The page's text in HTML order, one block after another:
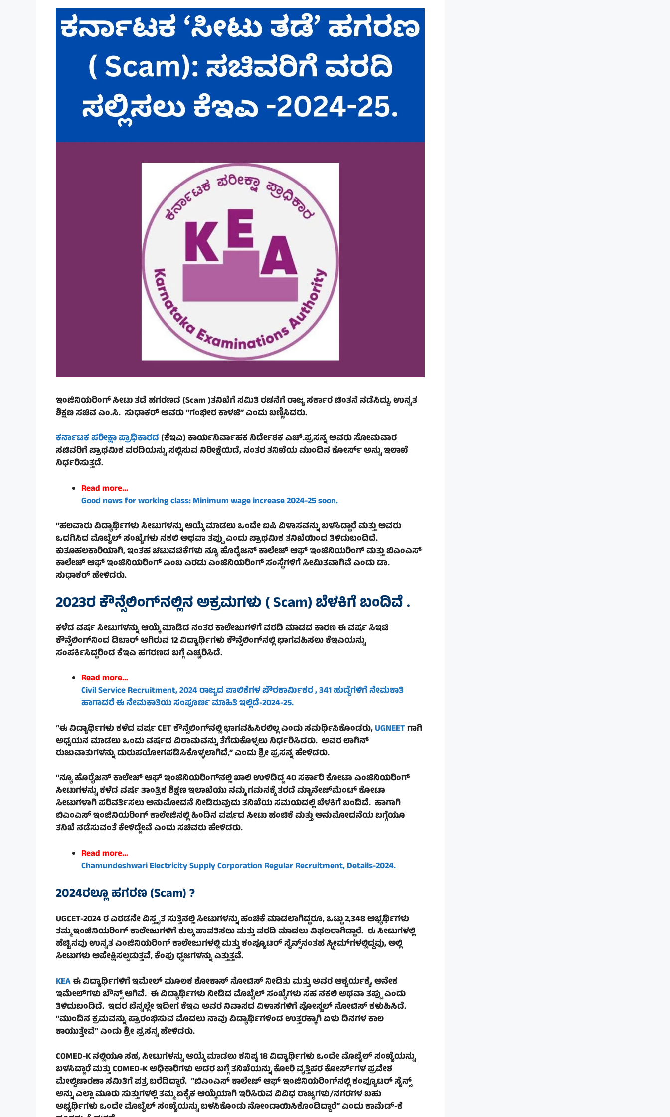
ಇಂಜಿನಿಯರಿಂಗ್ ಸೀಟು ತಡೆ ಹಗರಣದ (Scam )ತನಿಖೆಗೆ ಸಮಿತಿ ರಚನೆಗೆ ರಾಜ್ಯ ಸರ್ಕಾರ ಚಿಂತನೆ ನಡೆಸಿದ್ದು, ಉನ್ನತ
ಶಿಕ್ಷಣ ಸಚಿವ ಎಂ.ಸಿ. ಸುಧಾಕರ್ ಅವರು “ಗಂಭೀರ ಕಾಳಜಿ” ಎಂದು ಬಣ್ಣಿಸಿದರು.
ಕರ್ನಾಟಕ ಪರೀಕ್ಷಾ ಪ್ರಾಧಿಕಾರದ(ಕೆಇಎ) ಕಾರ್ಯನಿರ್ವಾಹಕ ನಿರ್ದೇಶಕ ಎಚ್.ಪ್ರಸನ್ನ ಅವರು ಸೋಮವಾರ
ಸಚಿವರಿಗೆ ಪ್ರಾಥಮಿಕ ವರದಿಯನ್ನು ಸಲ್ಲಿಸುವ ನಿರೀಕ್ಷೆಯಿದೆ, ನಂತರ ತನಿಖೆಯ ಮುಂದಿನ ಕೋರ್ಸ್ ಅನ್ನು ಇಲಾಖೆ
ನಿರ್ಧರಿಸುತ್ತದೆ.
Read more…
Good news for working class: Minimum wage increase2024-25soon.
“ಹಲವಾರು ವಿದ್ಯಾರ್ಥಿಗಳು ಸೀಟುಗಳನ್ನು ಆಯ್ಕೆ ಮಾಡಲು ಒಂದೇ ಐಪಿ ವಿಳಾಸವನ್ನು ಬಳಸಿದ್ದಾರೆ ಮತ್ತು ಅವರು
ಒದಗಿಸಿದ ಮೊಬೈಲ್ ಸಂಖ್ಯೆಗಳು ನಕಲಿ ಅಥವಾ ತಪ್ಪು ಎಂದು ಪ್ರಾಥಮಿಕ ತನಿಖೆಯಿಂದ ತಿಳಿದುಬಂದಿದೆ.
ಕುತೂಹಲಕಾರಿಯಾಗಿ, ಇಂತಹ ಚಟುವಟಿಕೆಗಳು ನ್ಯೂ ಹೊರೈಜನ್ ಕಾಲೇಜ್ ಆಫ್ ಇಂಜಿನಿಯರಿಂಗ್ ಮತ್ತು ಬಿಎಂಎಸ್
ಕಾಲೇಜ್ ಆಫ್ ಇಂಜಿನಿಯರಿಂಗ್ ಎಂಬ ಎರಡು ಎಂಜಿನಿಯರಿಂಗ್ ಸಂಸ್ಥೆಗಳಿಗೆ ಸೀಮಿತವಾಗಿವೆ ಎಂದು ಡಾ.
ಸುಧಾಕರ್ ಹೇಳಿದರು.
2023ರ ಕೌನ್ಸೆಲಿಂಗ್‌ನಲ್ಲಿನ ಅಕ್ರಮಗಳು ( Scam) ಬೆಳಕಿಗೆ ಬಂದಿವೆ .
ಕಳೆದ ವರ್ಷ ಸೀಟುಗಳನ್ನು ಆಯ್ಕೆ ಮಾಡಿದ ನಂತರ ಕಾಲೇಜುಗಳಿಗೆ ವರದಿ ಮಾಡದ ಕಾರಣ ಈ ವರ್ಷ ಸಿಇಟಿ
ಕೌನ್ಸೆಲಿಂಗ್‌ನಿಂದ ಡಿಬಾರ್ ಆಗಿರುವ 12 ವಿದ್ಯಾರ್ಥಿಗಳು ಕೌನ್ಸೆಲಿಂಗ್‌ನಲ್ಲಿ ಭಾಗವಹಿಸಲು ಕೆಇಎಯನ್ನು
ಸಂಪರ್ಕಿಸಿದ್ದರಿಂದ ಕೆಇಎ ಹಗರಣದ ಬಗ್ಗೆ ಎಚ್ಚರಿಸಿದೆ.
Read more…
Civil Service Recruitment, 2024 ರಾಜ್ಯದ ಪಾಲಿಕೆಗಳ ಪೌರಕಾರ್ಮಿಕರ , 341 ಹುದ್ದೆಗಳಿಗೆ ನೇಮಕಾತಿ
ಹಾಗಾದರೆ ಈ ನೇಮಕಾತಿಯ ಸಂಪೂರ್ಣ ಮಾಹಿತಿ ಇಲ್ಲಿದೆ-2024-25.
“ಈ ವಿದ್ಯಾರ್ಥಿಗಳು ಕಳೆದ ವರ್ಷ CET ಕೌನ್ಸೆಲಿಂಗ್‌ನಲ್ಲಿ ಭಾಗವಹಿಸಿರಲಿಲ್ಲ ಎಂದು ಸಮರ್ಥಿಸಿಕೊಂಡರು,UGNEETಗಾಗಿ
ಅಧ್ಯಯನ ಮಾಡಲು ಒಂದು ವರ್ಷದ ವಿರಾಮವನ್ನು ತೆಗೆದುಕೊಳ್ಳಲು ನಿರ್ಧರಿಸಿದರು. ಅವರ ಲಾಗಿನ್
ರುಜುವಾತುಗಳನ್ನು ದುರುಪಯೋಗಪಡಿಸಿಕೊಳ್ಳಲಾಗಿದೆ,” ಎಂದು ಶ್ರೀ ಪ್ರಸನ್ನ ಹೇಳಿದರು.
“ನ್ಯೂ ಹೊರೈಜನ್ ಕಾಲೇಜ್ ಆಫ್ ಇಂಜಿನಿಯರಿಂಗ್‌ನಲ್ಲಿ ಖಾಲಿ ಉಳಿದಿದ್ದ 40 ಸರ್ಕಾರಿ ಕೋಟಾ ಎಂಜಿನಿಯರಿಂಗ್
ಸೀಟುಗಳನ್ನು ಕಳೆದ ವರ್ಷ ತಾಂತ್ರಿಕ ಶಿಕ್ಷಣ ಇಲಾಖೆಯು ನಮ್ಮ ಗಮನಕ್ಕೆ ತರದೆ ಮ್ಯಾನೇಜ್‌ಮೆಂಟ್ ಕೋಟಾ
ಸೀಟುಗಳಾಗಿ ಪರಿವರ್ತಿಸಲು ಅನುಮೋದನೆ ನೀಡಿರುವುದು ತನಿಖೆಯ ಸಮಯದಲ್ಲಿ ಬೆಳಕಿಗೆ ಬಂದಿದೆ. ಹಾಗಾಗಿ
ಬಿಎಂಎಸ್ ಇಂಜಿನಿಯರಿಂಗ್ ಕಾಲೇಜಿನಲ್ಲಿ ಹಿಂದಿನ ವರ್ಷದ ಸೀಟು ಹಂಚಿಕೆ ಮತ್ತು ಅನುಮೋದನೆಯ ಬಗ್ಗೆಯೂ
ತನಿಖೆ ನಡೆಸುವಂತೆ ಕೇಳಿದ್ದೇವೆ ಎಂದು ಸಚಿವರು ಹೇಳಿದರು.
Read more…
Chamundeshwari Electricity Supply Corporation Regular Recruitment, Details-2024.
2024ರಲ್ಲೂ ಹಗರಣ (Scam) ?
UGCET-2024 ರ ಎರಡನೇ ವಿಸ್ತೃತ ಸುತ್ತಿನಲ್ಲಿ ಸೀಟುಗಳನ್ನು ಹಂಚಿಕೆ ಮಾಡಲಾಗಿದ್ದರೂ, ಒಟ್ಟು 2,348 ಅಭ್ಯರ್ಥಿಗಳು
ತಮ್ಮ ಇಂಜಿನಿಯರಿಂಗ್ ಕಾಲೇಜುಗಳಿಗೆ ಶುಲ್ಕ ಪಾವತಿಸಲು ಮತ್ತು ವರದಿ ಮಾಡಲು ವಿಫಲರಾಗಿದ್ದಾರೆ. ಈ ಸೀಟುಗಳಲ್ಲಿ
ಹೆಚ್ಚಿನವು ಉನ್ನತ ಎಂಜಿನಿಯರಿಂಗ್ ಕಾಲೇಜುಗಳಲ್ಲಿ ಮತ್ತು ಕಂಪ್ಯೂಟರ್ ಸೈನ್ಸ್‌ನಂತಹ ಸ್ಟ್ರೀಮ್‌ಗಳಲ್ಲಿದ್ದವು, ಅಲ್ಲಿ
ಸೀಟುಗಳು ಅಪೇಕ್ಷಿಸಲ್ಪಡುತ್ತವೆ, ಕೆಂಪು ಧ್ವಜಗಳನ್ನು ಎತ್ತುತ್ತವೆ.
KEAಈ ವಿದ್ಯಾರ್ಥಿಗಳಿಗೆ ಇಮೇಲ್ ಮೂಲಕ ಶೋಕಾಸ್ ನೋಟಿಸ್ ನೀಡಿತು ಮತ್ತು ಅವರ ಆಶ್ಚರ್ಯಕ್ಕೆ, ಅನೇಕ
ಇಮೇಲ್‌ಗಳು ಬೌನ್ಸ್ ಆಗಿವೆ. ಈ ವಿದ್ಯಾರ್ಥಿಗಳು ನೀಡಿದ ಮೊಬೈಲ್ ಸಂಖ್ಯೆಗಳು ಸಹ ನಕಲಿ ಅಥವಾ ತಪ್ಪು ಎಂದು
ತಿಳಿದುಬಂದಿದೆ. ಇದರ ಬೆನ್ನಲ್ಲೇ ಇದೀಗ ಕೆಇಎ ಅವರ ನಿವಾಸದ ವಿಳಾಸಗಳಿಗೆ ಪೋಸ್ಟಲ್ ನೋಟಿಸ್ ಕಳುಹಿಸಿದೆ.
“ಮುಂದಿನ ಕ್ರಮವನ್ನು ಪ್ರಾರಂಭಿಸುವ ಮೊದಲು ನಾವು ವಿದ್ಯಾರ್ಥಿಗಳಿಂದ ಉತ್ತರಕ್ಕಾಗಿ ಏಳು ದಿನಗಳ ಕಾಲ
ಕಾಯುತ್ತೇವೆ” ಎಂದು ಶ್ರೀ ಪ್ರಸನ್ನ ಹೇಳಿದರು.
COMED-K ನಲ್ಲಿಯೂ ಸಹ, ಸೀಟುಗಳನ್ನು ಆಯ್ಕೆ ಮಾಡಲು ಕನಿಷ್ಠ 18 ವಿದ್ಯಾರ್ಥಿಗಳು ಒಂದೇ ಮೊಬೈಲ್ ಸಂಖ್ಯೆಯನ್ನು
ಬಳಸಿದ್ದಾರೆ ಮತ್ತು COMED-K ಅಧಿಕಾರಿಗಳು ಅದರ ಬಗ್ಗೆ ತನಿಖೆಯನ್ನು ಕೋರಿ ವೃತ್ತಿಪರ ಕೋರ್ಸ್‌ಗಳ ಪ್ರವೇಶ
ಮೇಲ್ವಿಚಾರಣಾ ಸಮಿತಿಗೆ ಪತ್ರ ಬರೆದಿದ್ದಾರೆ. “ಬಿಎಂಎಸ್ ಕಾಲೇಜ್ ಆಫ್ ಇಂಜಿನಿಯರಿಂಗ್‌ನಲ್ಲಿ ಕಂಪ್ಯೂಟರ್ ಸೈನ್ಸ್
ಅನ್ನು ಎಲ್ಲಾ ಮೂರು ಸುತ್ತುಗಳಲ್ಲಿ ತಮ್ಮ ಏಕೈಕ ಆಯ್ಕೆಯಾಗಿ ಇರಿಸಿರುವ ವಿವಿಧ ರಾಜ್ಯಗಳು/ನಗರಗಳ ಬಹು
ಅಭ್ಯರ್ಥಿಗಳು ಒಂದೇ ಮೊಬೈಲ್ ಸಂಖ್ಯೆಯನ್ನು ಬಳಸಿಕೊಂಡು ನೋಂದಾಯಿಸಿಕೊಂಡಿದ್ದಾರೆ” ಎಂದು ಕಾಮೆಡ್-ಕೆ